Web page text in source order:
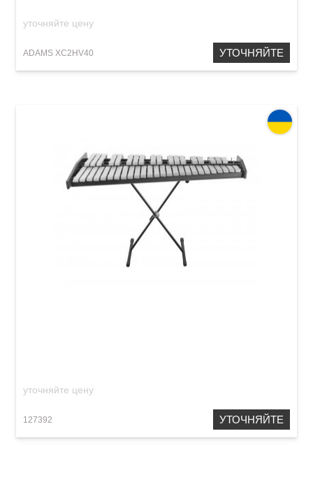
уточняйте цену
ADAMS XC2HV40 УТОЧНЯЙТЕ
уточняйте цену
127392 УТОЧНЯЙТЕ